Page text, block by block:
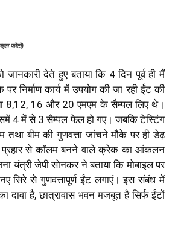
फोटो)
देते हुए बताया कि 4 दिन पूर्व ही मैं
निर्माण कार्य में उपयोग की जा रही ईंट की
8,12, 16 और 20 एमएम के सैम्पल लिए थे।
4 में से 3 सैम्पल फेल हो गए। जबकि टेस्टिंग
तथा बीम की गुणवत्ता जांचने मौके पर ही डेढ़
प्रहार से कॉलम बनने वाले क्रेक का आंकलन
यंत्री जेपी सोनकर ने बताया कि मोबाइल पर
सिरे से गुणवत्तापूर्ण ईंट लगाएं। इस संबंध में
दावा है, छात्रावास भवन मजबूत है सिर्फ ईंटों